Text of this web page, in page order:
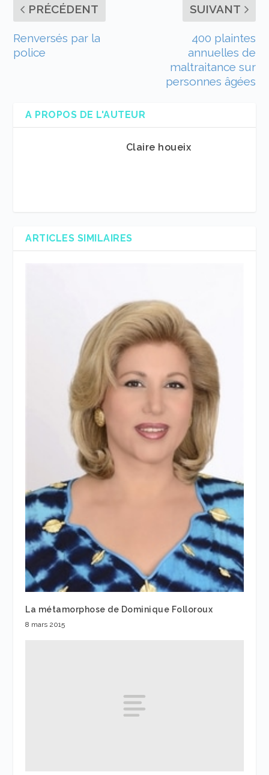
PRÉCÉDENT
Renversés par la
police
SUIVANT
400 plaintes
annuelles de
maltraitance sur
personnes âgées
A PROPOS DE L'AUTEUR
Claire houeix
ARTICLES SIMILAIRES
La métamorphose de Dominique Folloroux
8 mars 2015